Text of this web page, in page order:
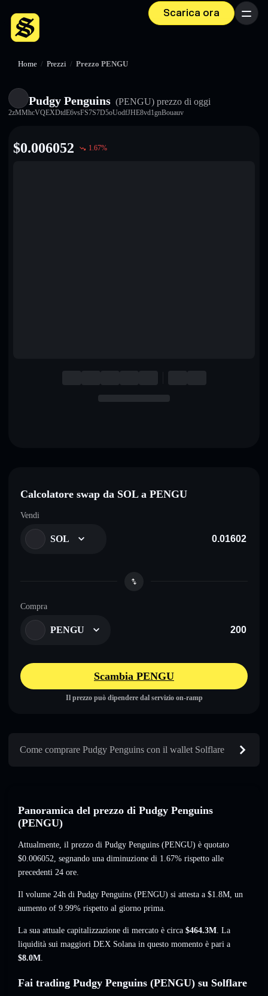
Scarica ora Menu
Home / Prezzi / Prezzo PENGU
Pudgy Penguins (PENGU) prezzo di oggi
2zMMhcVQEXDtdE6vsFS7S7D5oUodfJHE8vd1gnBouauv
$0.006052 1.67%
Calcolatore swap da SOL a PENGU
Vendi
SOL
Compra
PENGU
Scambia PENGU
Il prezzo può dipendere dal servizio on-ramp
Come comprare Pudgy Penguins con il wallet Solflare
Panoramica del prezzo di Pudgy Penguins
(PENGU)
Attualmente, il prezzo di Pudgy Penguins (PENGU) è quotato
$0.006052, segnando una diminuzione di 1.67% rispetto alle
precedenti 24 ore.
Il volume 24h di Pudgy Penguins (PENGU) si attesta a $1.8M, un
aumento of 9.99% rispetto al giorno prima.
La sua attuale capitalizzazione di mercato è circa $464.3M. La
liquidità sui maggiori DEX Solana in questo momento è pari a
$8.0M.
Fai trading Pudgy Penguins (PENGU) su Solflare